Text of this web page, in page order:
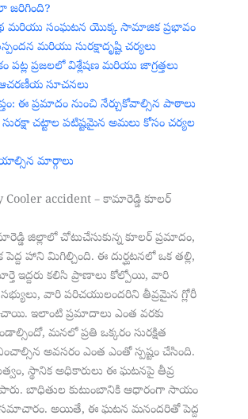
జరిగింది?
మరియు సంఘటన యొక్క సామాజిక ప్రభావం
మరియు సురక్షాదృష్టి చర్యలు
పట్ల ప్రజలలో విశ్లేషణ మరియు జాగ్రత్తలు
సూచనలు
ఈ ప్రమాదం నుంచి నేర్చుకోవాల్సిన పాఠాలు
చట్టాల పటిష్టమైన అమలు కోసం చర్యల
మార్గాలు
Cooler accident – కామారెడ్డి కూలర్
జిల్లాలో చోటుచేసుకున్న కూలర్ ప్రమాదం,
హాని మిగిల్చింది. ఈ దుర్ఘటనలో ఒక తల్లి,
ఇద్దరు కలిసి ప్రాణాలు కోల్పోయి, వారి
వారి పరిచయులందరిని తీవ్రమైన గ్లోరీ
ఇలాంటి ప్రమాదాలు ఎంత వరకు
మనలో ప్రతి ఒక్కరం సురక్షిత
అవసరం ఎంత ఎంతో స్పష్టం చేసింది.
స్థానిక అధికారులు ఈ ఘటనపై తీవ్ర
బాధితుల కుటుంబానికి ఆధారంగా సాయం
సమాచారం. అయితే, ఈ ఘటన మనందరితో పెద్ద